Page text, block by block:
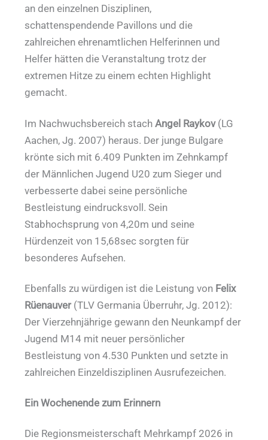
an den einzelnen Disziplinen,
schattenspendende Pavillons und die
zahlreichen ehrenamtlichen Helferinnen und
Helfer hätten die Veranstaltung trotz der
extremen Hitze zu einem echten Highlight
gemacht.
Im Nachwuchsbereich stachAngel Raykov(LG
Aachen, Jg. 2007) heraus. Der junge Bulgare
krönte sich mit 6.409 Punkten im Zehnkampf
der Männlichen Jugend U20 zum Sieger und
verbesserte dabei seine persönliche
Bestleistung eindrucksvoll. Sein
Stabhochsprung von 4,20m und seine
Hürdenzeit von 15,68sec sorgten für
besonderes Aufsehen.
Ebenfalls zu würdigen ist die Leistung von Felix
Rüenauver(TLV Germania Überruhr, Jg. 2012):
Der Vierzehnjährige gewann den Neunkampf der
Jugend M14 mit neuer persönlicher
Bestleistung von 4.530 Punkten und setzte in
zahlreichen Einzeldisziplinen Ausrufezeichen.
Ein Wochenende zum Erinnern
Die Regionsmeisterschaft Mehrkampf 2026 in